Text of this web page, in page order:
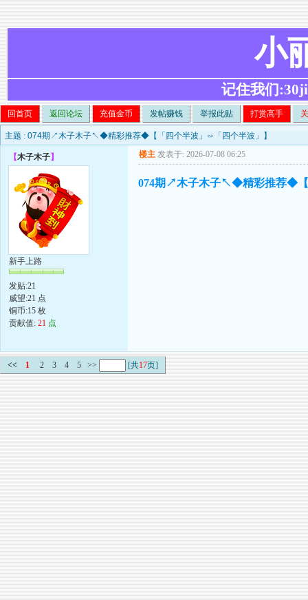
小
记住我们
回首页 返回论坛 充值金币 发帖赚钱 举报此贴 打赏高手
主题 : 074期↗木子木子↖◆精彩推荐◆【「四个半波」∽「四个半波」】
【木子木子】
新手上路
发贴:21
威望:21 点
铜币:15 枚
贡献值: 21 点
楼主 发表于: 2026-07-08 06:25
074期↗木子木子↖◆精彩推荐◆【
<< 1 2 3 4 5 >> [共17页]